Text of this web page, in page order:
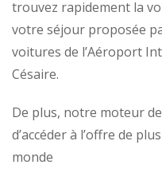
trouvez rapidement la
votre séjour proposée
voitures de l’Aéroport
Césaire.
De plus, notre moteur
d’accéder à l’offre de
monde